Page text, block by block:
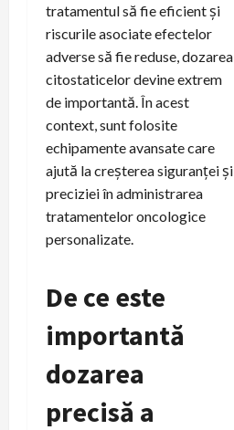
tratamentul să fie eficient și
riscurile asociate efectelor
adverse să fie reduse, dozarea
citostaticelor devine extrem
de importantă. În acest
context, sunt folosite
echipamente avansate care
ajută la creșterea siguranței și
preciziei în administrarea
tratamentelor oncologice
personalizate.
De ce este
importantă
dozarea
precisă a